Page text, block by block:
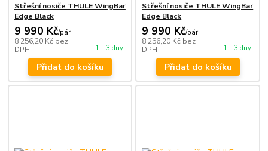
Střešní nosiče THULE WingBar
Edge Black
9 990 Kč/pár
8 256,20 Kč bez
DPH
1 - 3 dny
Přidat do košíku
Střešní nosiče THULE WingBar
Edge Black
9 990 Kč/pár
8 256,20 Kč bez
DPH
1 - 3 dny
Přidat do košíku